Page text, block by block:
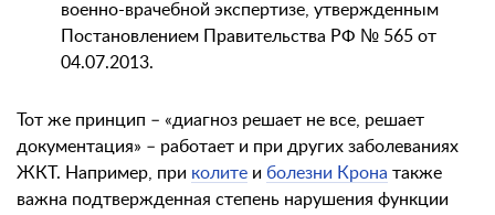
военно-врачебной экспертизе, утвержденным
Постановлением Правительства РФ № 565 от
04.07.2013.
Тот же принцип – «диагноз решает не все, решает
документация» – работает и при других заболеваниях
ЖКТ. Например, при колите и болезни Крона также
важна подтвержденная степень нарушения функции